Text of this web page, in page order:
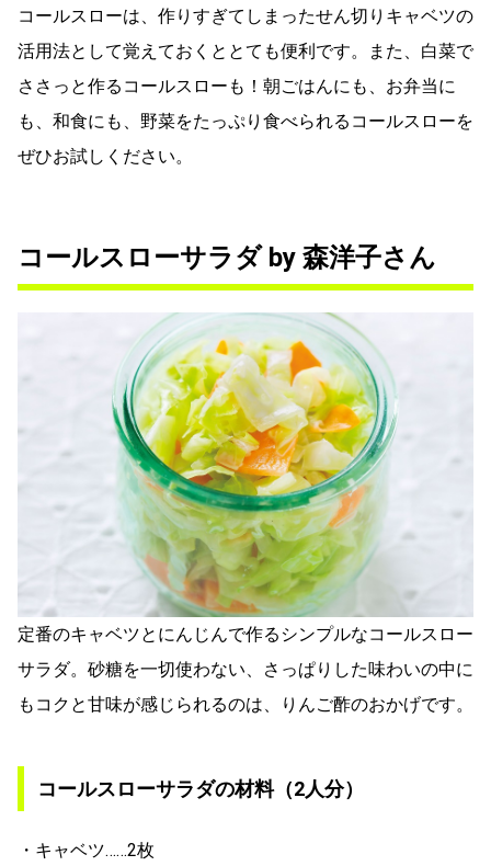
コールスローは、作りすぎてしまったせん切りキャベツの
活用法として覚えておくととても便利です。また、白菜で
ささっと作るコールスローも！朝ごはんにも、お弁当に
も、和食にも、野菜をたっぷり食べられるコールスローを
ぜひお試しください。
コールスローサラダ by 森洋子さん
定番のキャベツとにんじんで作るシンプルなコールスロー
サラダ。砂糖を一切使わない、さっぱりした味わいの中に
もコクと甘味が感じられるのは、りんご酢のおかげです。
コールスローサラダの材料（2人分）
・キャベツ……2枚